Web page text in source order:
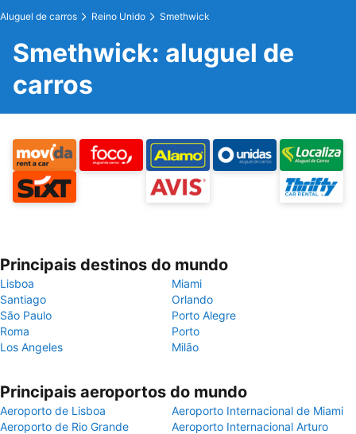
Aluguel de carros Reino Unido Smethwick
Smethwick: aluguel de
carros
Principais destinos do mundo
Lisboa
Miami
Santiago
Orlando
São Paulo
Porto Alegre
Roma
Porto
Los Angeles
Milão
Principais aeroportos do mundo
Aeroporto de Lisboa
Aeroporto Internacional de Miami
Aeroporto de Rio Grande
Aeroporto Internacional Arturo